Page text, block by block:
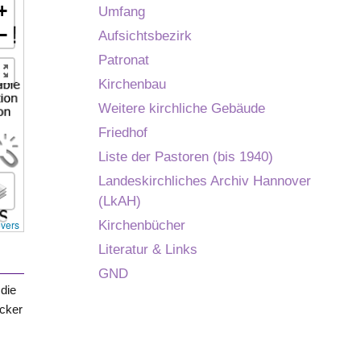
Umfang
Aufsichtsbezirk
Patronat
Kirchenbau
Weitere kirchliche Gebäude
Friedhof
Liste der Pastoren (bis 1940)
Landeskirchliches Archiv Hannover
(LkAH)
Kirchenbücher
Literatur & Links
GND